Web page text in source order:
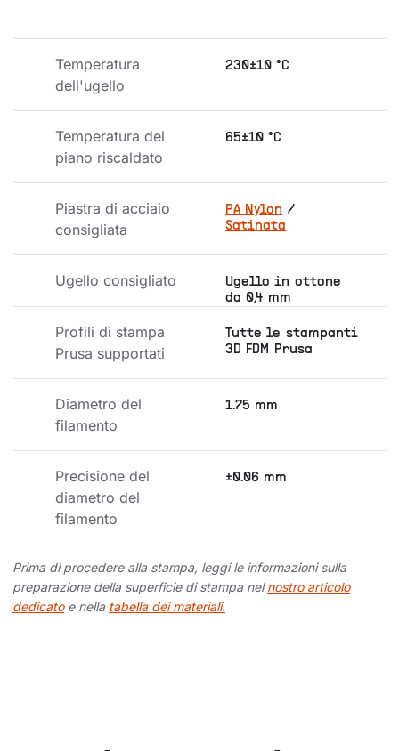
Temperatura
dell'ugello
230±10 °C
Temperatura del
piano riscaldato
65±10 °C
Piastra di acciaio
consigliata
PA Nylon /
Satinata
Ugello consigliato
Ugello in ottone
da 0,4 mm
Profili di stampa
Prusa supportati
Tutte le stampanti
3D FDM Prusa
Diametro del
filamento
1.75 mm
Precisione del
diametro del
filamento
±0.06 mm
Prima di procedere alla stampa, leggi le informazioni sulla
preparazione della superficie di stampa nelnostro articolo
dedicatoe nella tabella dei materiali.